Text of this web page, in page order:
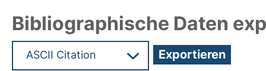
Bibliographische Daten